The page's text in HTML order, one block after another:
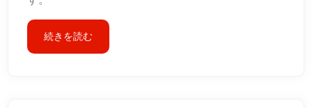
続きを読む